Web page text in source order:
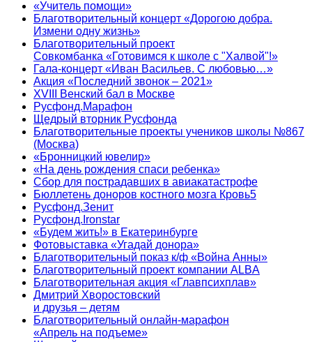
«Учитель помощи»
Благотворительный концерт «Дорогою добра.
Измени одну жизнь»
Благотворительный проект
Совкомбанка «Готовимся к школе с "Халвой"!»
Гала-концерт «Иван Васильев. С любовью…»
Акция «Последний звонок – 2021»
XVIII Венский бал в Москве
Русфонд.Марафон
Щедрый вторник Русфонда
Благотворительные проекты учеников школы №867
(Москва)
«Бронницкий ювелир»
«На день рождения спаси ребенка»
Сбор для пострадавших в авиакатастрофе
Бюллетень доноров костного мозга Кровь5
Русфонд.Зенит
Русфонд.Ironstar
«Будем жить!» в Екатеринбурге
Фотовыставка «Угадай донора»
Благотворительный показ к/ф «Война Анны»
Благотворительный проект компании ALBA
Благотворительная акция «Главпсихплав»
Дмитрий Хворостовский
и друзья – детям
Благотворительный онлайн‑марафон
«Апрель на подъеме»